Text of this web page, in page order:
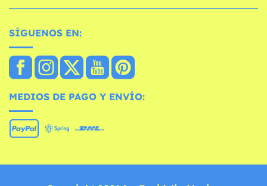
SÍGUENOS EN:
MEDIOS DE PAGO Y ENVÍO: